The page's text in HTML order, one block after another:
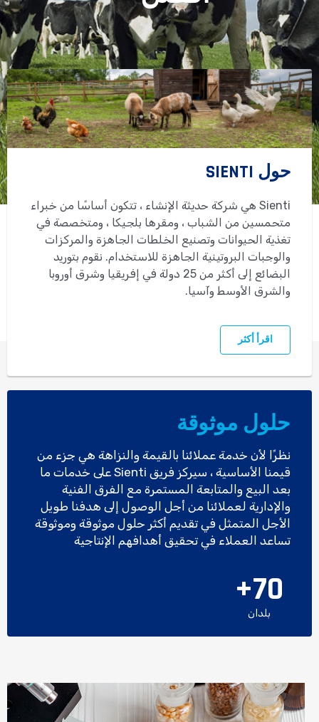
v
i
o
u
s
t
حول SIENTI
Sienti هي شركة حديثة الإنشاء ، تتكون أساسًا من خبراء
متحمسين من الشباب ، ومقرها بلجيكا ، ومتخصصة في
تغذية الحيوانات وتصنيع الخلطات الجاهزة والمركزات
والوجبات البروتينية الجاهزة للاستخدام. نقوم بتوريد
البضائع إلى أكثر من 25 دولة في إفريقيا وشرق أوروبا
والشرق الأوسط وآسيا.
اقرأ أكثر
حلول موثوقة
نظرًا لأن خدمة عملائنا بالقيمة والنزاهة هي جزء من
قيمنا الأساسية ، سيركز فريق Sienti على خدمات ما
بعد البيع والمتابعة المستمرة مع الفرق الفنية
والإدارية لعملائنا من أجل الوصول إلى هدفنا طويل
الأجل المتمثل في تقديم أكثر حلول موثوقة وموثوقة
تساعد العملاء في تحقيق أهدافهم الإنتاجية
بلدان
70
+